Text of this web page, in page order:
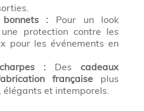
: Pour un look
protection contre les
pour les événements en
: Descadeaux
française plus
et intemporels.